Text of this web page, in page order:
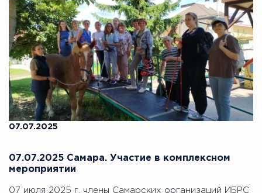
07.07.2025
07.07.2025 Самара. Участие в комплексном
мероприятии
07 июля 2025 г. члены Самарских организаций ИБРС